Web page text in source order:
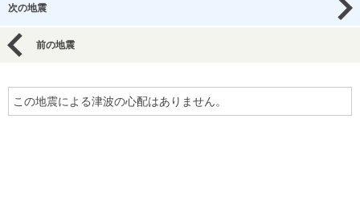
次の地震
前の地震
この地震による津波の心配はありません。